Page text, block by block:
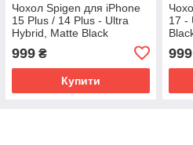
Чохол Spigen для iPhone
15 Plus / 14 Plus - Ultra
Hybrid, Matte Black
999₴
Купити
17 -
999